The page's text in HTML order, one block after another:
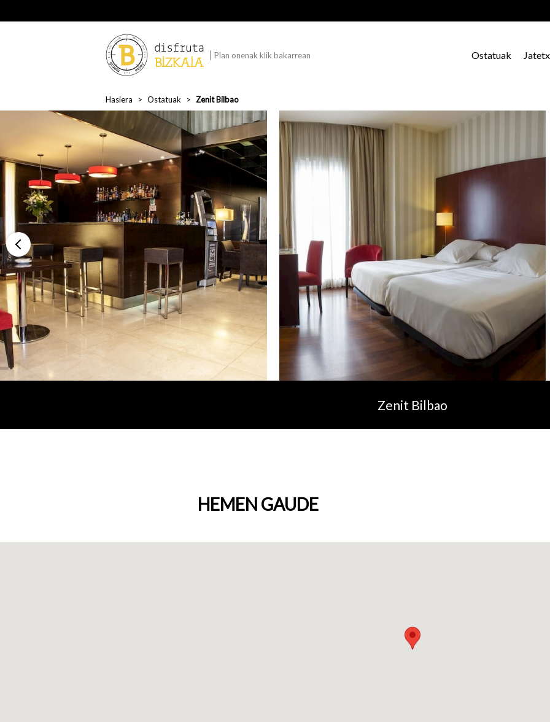
Plan onenak klik bakarrean Ostatuak
Hasiera Ostatuak Zenit Bilbao
Zenit Bilbao
HEMEN GAUDE